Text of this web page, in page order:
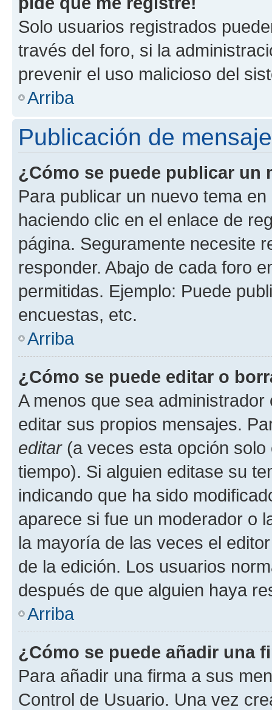
Solo usuarios registrados
través del foro, si la
prevenir el uso malicioso del
Arriba
Publicación de
¿Cómo se puede publicar un
Para publicar un nuevo tema
haciendo clic en el enlace de
página. Seguramente necesite
responder. Abajo de cada foro
permitidas. Ejemplo: Puede
encuestas, etc.
Arriba
¿Cómo se puede editar o
A menos que sea
editar sus propios mensajes.
editar(a veces esta opción solo
tiempo). Si alguien editase su
indicando que ha sido
aparece si fue un moderador o
la mayoría de las veces el
de la edición. Los usuarios
después de que alguien haya
Arriba
¿Cómo se puede añadir una
Para añadir una firma a sus
Control de Usuario. Una vez